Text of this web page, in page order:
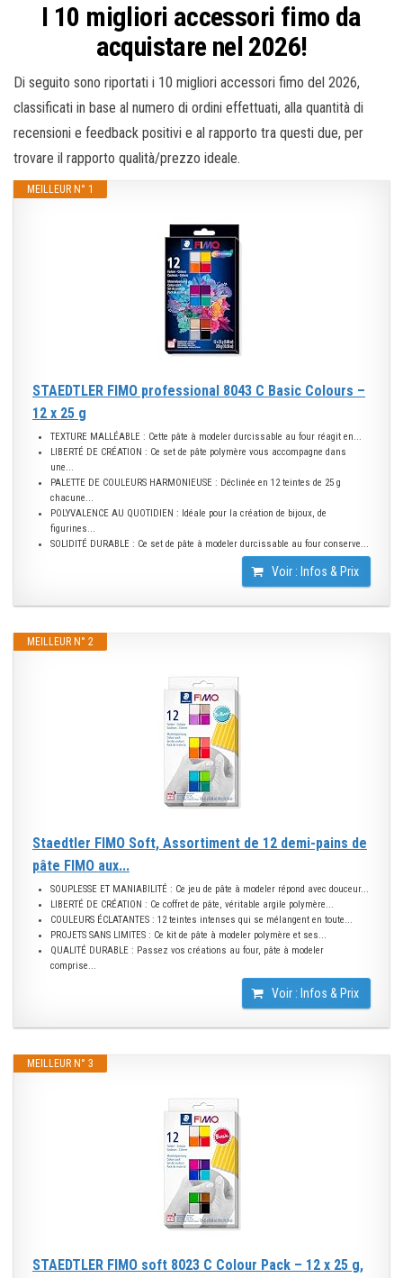
I 10 migliori accessori fimo da
acquistare nel 2026!
Di seguito sono riportati i 10 migliori accessori fimo del 2026,
classificati in base al numero di ordini effettuati, alla quantità di
recensioni e feedback positivi e al rapporto tra questi due, per
trovare il rapporto qualità/prezzo ideale.
MEILLEUR N° 1
STAEDTLER FIMO professional 8043 C Basic Colours –
12 x 25 g
TEXTURE MALLÉABLE : Cette pâte à modeler durcissable au four réagit en...
LIBERTÉ DE CRÉATION : Ce set de pâte polymère vous accompagne dans
une...
PALETTE DE COULEURS HARMONIEUSE : Déclinée en 12 teintes de 25 g
chacune...
POLYVALENCE AU QUOTIDIEN : Idéale pour la création de bijoux, de
figurines...
SOLIDITÉ DURABLE : Ce set de pâte à modeler durcissable au four conserve...
Voir : Infos & Prix
MEILLEUR N° 2
Staedtler FIMO Soft, Assortiment de 12 demi-pains de
pâte FIMO aux...
SOUPLESSE ET MANIABILITÉ : Ce jeu de pâte à modeler répond avec douceur...
LIBERTÉ DE CRÉATION : Ce coffret de pâte, véritable argile polymère...
COULEURS ÉCLATANTES : 12 teintes intenses qui se mélangent en toute...
PROJETS SANS LIMITES : Ce kit de pâte à modeler polymère et ses...
QUALITÉ DURABLE : Passez vos créations au four, pâte à modeler
comprise...
Voir : Infos & Prix
MEILLEUR N° 3
STAEDTLER FIMO soft 8023 C Colour Pack – 12 x 25 g,